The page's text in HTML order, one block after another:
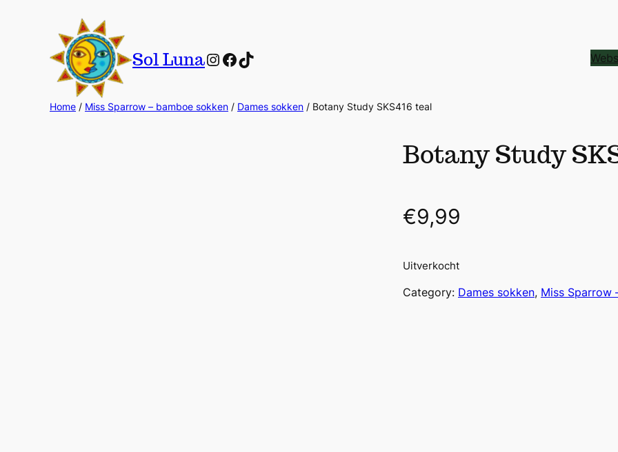
Sol LunaInstagram
Facebook
TikTok
Home / Miss Sparrow – bamboe sokken / Dames sokken / Botany Study SKS416 teal
Botany Study
€9,99
Uitverkocht
Category: Dames sokken, Miss Sparrow